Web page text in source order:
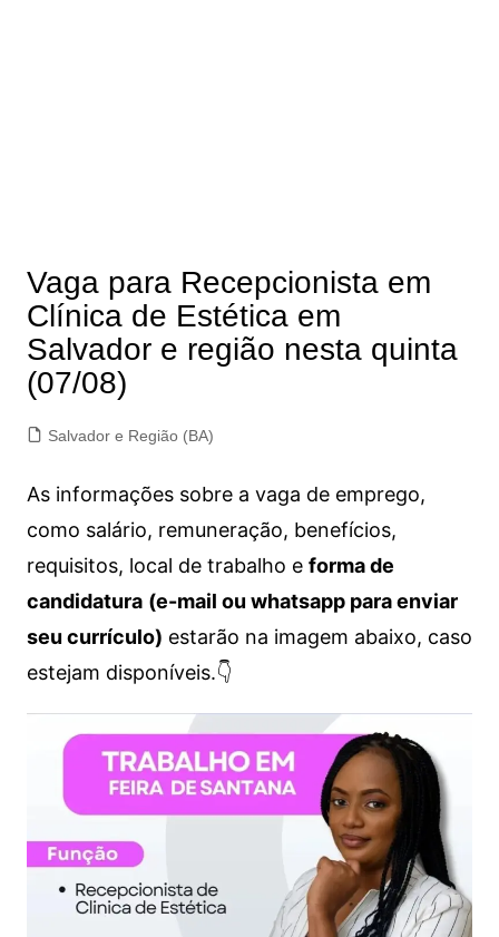
Vaga para Recepcionista em
Clínica de Estética em
Salvador e região nesta quinta
(07/08)
Salvador e Região (BA)
As informações sobre a vaga de emprego,
como salário, remuneração, benefícios,
requisitos, local de trabalho e forma de
candidatura (e-mail ou whatsapp para enviar
seu currículo) estarão na imagem abaixo, caso
estejam disponíveis.👇